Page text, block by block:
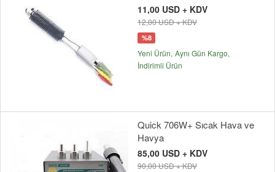
11,00 USD + KDV
12,00 USD + KDV
%8
Yeni Ürün Aynı Gün Kargo
İndirimli Ürün
Quick 706W+ Sıcak Hava ve
Havya
85,00 USD + KDV
90,00 USD + KDV